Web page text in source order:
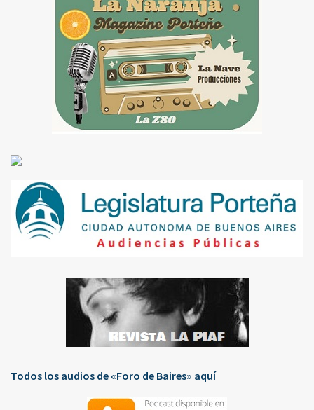
Todos los audios de «Foro de Baires» aquí